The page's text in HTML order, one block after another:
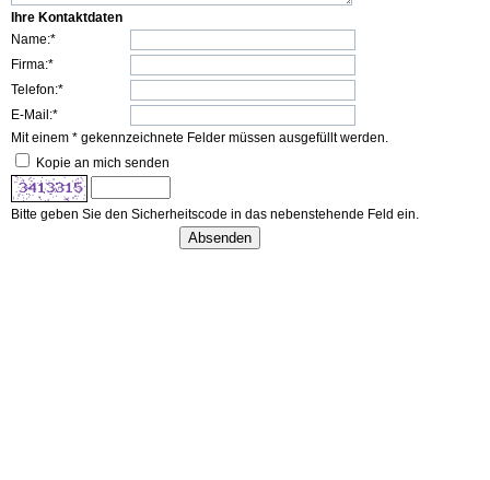
Ihre Kontaktdaten
Name:*
Firma:*
Telefon:*
E-Mail:*
Mit einem * gekennzeichnete Felder müssen ausgefüllt werden.
Kopie an mich senden
Bitte geben Sie den Sicherheitscode in das nebenstehende Feld ein.